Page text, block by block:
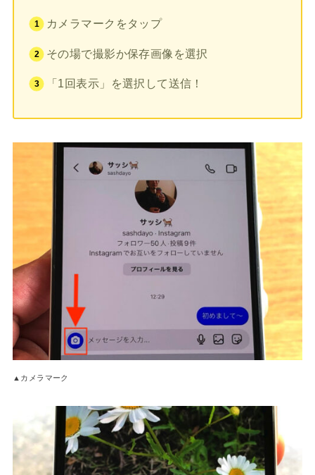
カメラマークをタップ
その場で撮影か保存画像を選択
「1回表示」を選択して送信！
▲カメラマーク